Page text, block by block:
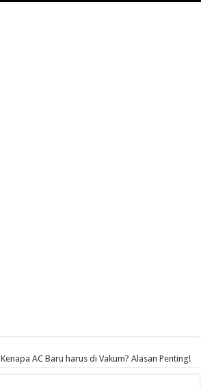
Kenapa AC Baru harus di Vakum? Alasan Penting!